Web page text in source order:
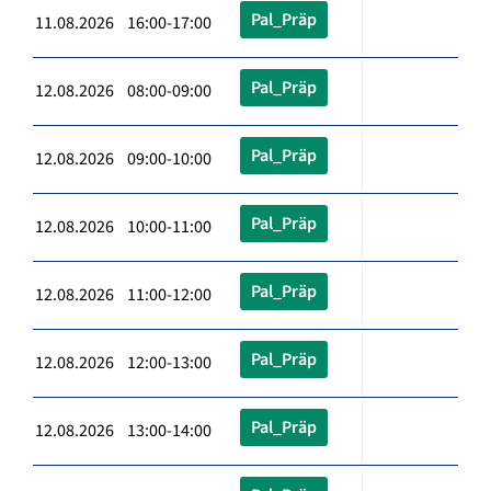
11.08.2026 16:00-17:00 Pal_Präp
12.08.2026 08:00-09:00 Pal_Präp
12.08.2026 09:00-10:00 Pal_Präp
12.08.2026 10:00-11:00 Pal_Präp
12.08.2026 11:00-12:00 Pal_Präp
12.08.2026 12:00-13:00 Pal_Präp
12.08.2026 13:00-14:00 Pal_Präp